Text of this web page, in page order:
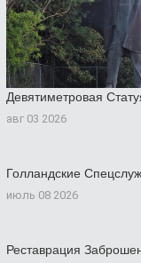
Девятиметровая
авг 03 2026
Голландские
июль 08 2026
Реставрация